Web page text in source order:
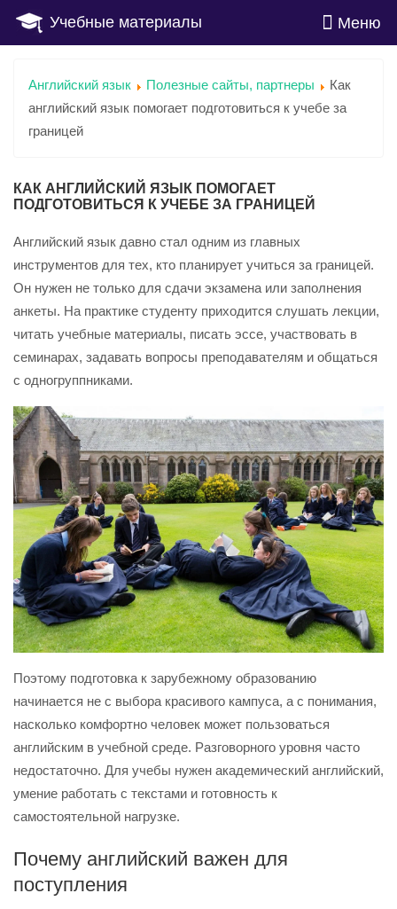
Учебные материалы Меню
Английский язык Полезные сайты, партнеры
Как
английский язык помогает подготовиться к учебе за
границей
КАК АНГЛИЙСКИЙ ЯЗЫК ПОМОГАЕТ
ПОДГОТОВИТЬСЯ К УЧЕБЕ ЗА ГРАНИЦЕЙ
Английский язык давно стал одним из главных
инструментов для тех, кто планирует учиться за границей.
Он нужен не только для сдачи экзамена или заполнения
анкеты. На практике студенту приходится слушать лекции,
читать учебные материалы, писать эссе, участвовать в
семинарах, задавать вопросы преподавателям и общаться
с одногруппниками.
Поэтому подготовка к зарубежному образованию
начинается не с выбора красивого кампуса, а с понимания,
насколько комфортно человек может пользоваться
английским в учебной среде. Разговорного уровня часто
недостаточно. Для учебы нужен академический английский,
умение работать с текстами и готовность к
самостоятельной нагрузке.
Почему английский важен для
поступления